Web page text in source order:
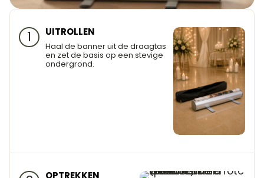
1 UITROLLEN
Haal de banner uit de draagtas
en zet de basis op een stevige
ondergrond.